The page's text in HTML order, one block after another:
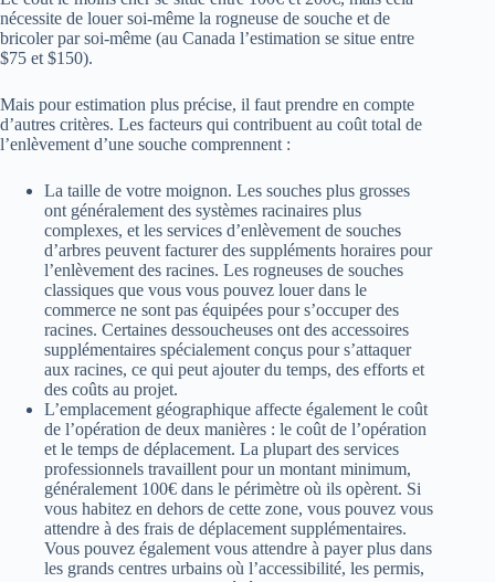
nécessite de louer soi-même la rogneuse de souche et de
bricoler par soi-même (au Canada l’estimation se situe entre
$75 et $150).
Mais pour estimation plus précise, il faut prendre en compte
d’autres critères. Les facteurs qui contribuent au coût total de
l’enlèvement d’une souche comprennent :
La taille de votre moignon. Les souches plus grosses
ont généralement des systèmes racinaires plus
complexes, et les services d’enlèvement de souches
d’arbres peuvent facturer des suppléments horaires pour
l’enlèvement des racines. Les rogneuses de souches
classiques que vous vous pouvez louer dans le
commerce ne sont pas équipées pour s’occuper des
racines. Certaines dessoucheuses ont des accessoires
supplémentaires spécialement conçus pour s’attaquer
aux racines, ce qui peut ajouter du temps, des efforts et
des coûts au projet.
L’emplacement géographique affecte également le coût
de l’opération de deux manières : le coût de l’opération
et le temps de déplacement. La plupart des services
professionnels travaillent pour un montant minimum,
généralement 100€ dans le périmètre où ils opèrent. Si
vous habitez en dehors de cette zone, vous pouvez vous
attendre à des frais de déplacement supplémentaires.
Vous pouvez également vous attendre à payer plus dans
les grands centres urbains où l’accessibilité, les permis,